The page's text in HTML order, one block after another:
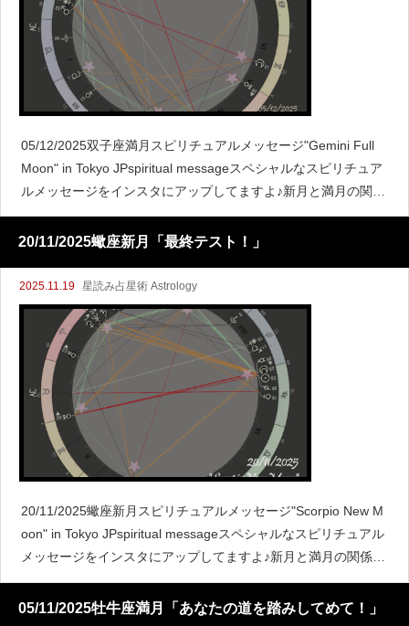
05/12/2025双子座満月スピリチュアルメッセージ"Gemini Full
Moon" in Tokyo JPspiritual messageスペシャルなスピリチュア
ルメッセージをインスタにアップしてますよ♪新月と満月の関係
ここで
20/11/2025蠍座新月「最終テスト！」
2025.11.19 星読み占星術 Astrology
20/11/2025蠍座新月スピリチュアルメッセージ"Scorpio New M
oon" in Tokyo JPspiritual messageスペシャルなスピリチュアル
メッセージをインスタにアップしてますよ♪新月と満月の関係こ
こで
05/11/2025牡牛座満月「あなたの道を踏みしてめて！」